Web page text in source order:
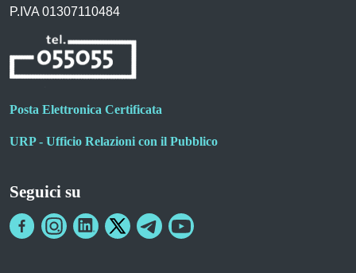
P.IVA 01307110484
Posta Elettronica Certificata
URP - Ufficio Relazioni con il Pubblico
Seguici su